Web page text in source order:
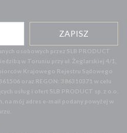
osobowych przez SLB PRODUCT
w Toruniu przy ul. Żeglarskiej 4/1,
Krajowego Rejestru Sądowego
oraz REGON: 386310371 w celu
usług i ofert SLB PRODUCT sp. z o.o.
na mój adres e-mail podany powyżej w